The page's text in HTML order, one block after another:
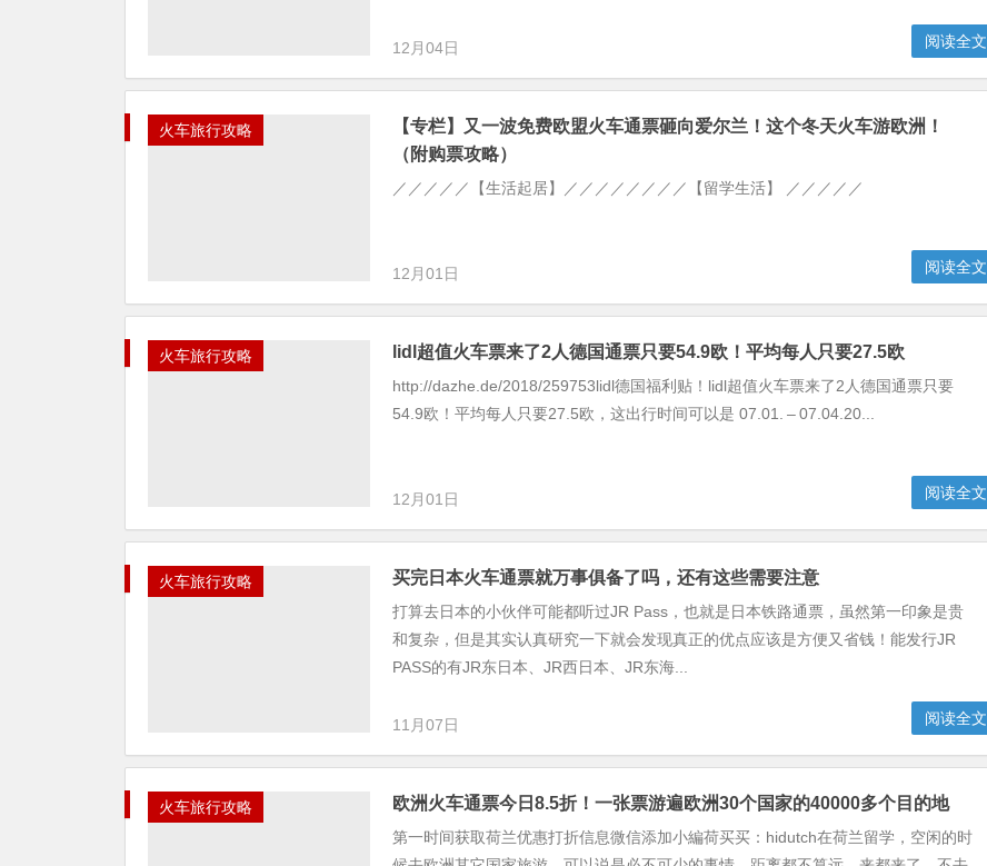
12月04日 阅读全文
火车旅行攻略
【专栏】又一波免费欧盟火车通票砸向爱尔兰！这个冬天火车游欧洲！
（附购票攻略）
／／／／／【生活起居】／／／／／／／／【留学生活】 ／／／／／
12月01日 阅读全文
火车旅行攻略 lidl超值火车票来了2人德国通票只要54.9欧！平均每人只要27.5欧
http://dazhe.de/2018/259753lidl德国福利贴！lidl超值火车票来了2人德国通票只要
54.9欧！平均每人只要27.5欧，这出行时间可以是 07.01. – 07.04.20...
12月01日 阅读全文
火车旅行攻略 买完日本火车通票就万事俱备了吗，还有这些需要注意
打算去日本的小伙伴可能都听过JR Pass，也就是日本铁路通票，虽然第一印象是贵
和复杂，但是其实认真研究一下就会发现真正的优点应该是方便又省钱！能发行JR
PASS的有JR东日本、JR西日本、JR东海...
11月07日 阅读全文
火车旅行攻略 欧洲火车通票今日8.5折！一张票游遍欧洲30个国家的40000多个目的地
第一时间获取荷兰优惠打折信息微信添加小編荷买买：hidutch在荷兰留学，空闲的时